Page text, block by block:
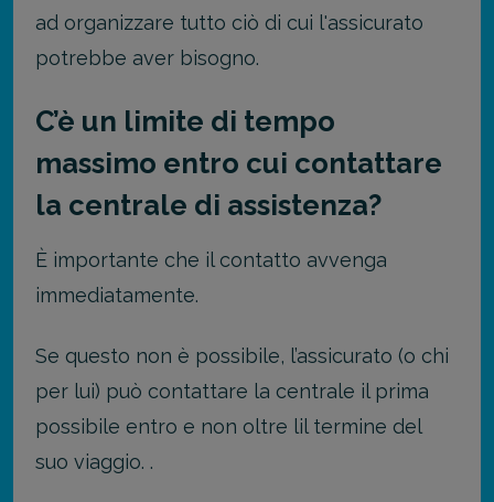
ad organizzare tutto ciò di cui l'assicurato
potrebbe aver bisogno.
C’è un limite di tempo
massimo entro cui contattare
la centrale di assistenza?
È importante che il contatto avvenga
immediatamente.
Se questo non è possibile, l’assicurato (o chi
per lui) può contattare la centrale il prima
possibile entro e non oltre lil termine del
suo viaggio. .